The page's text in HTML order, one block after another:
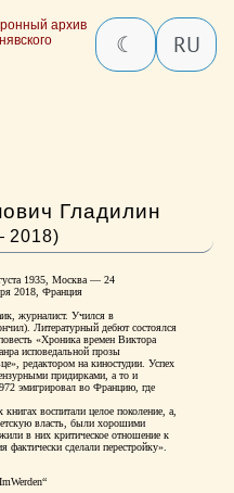
архив
☾ RU
Гладилин
2018)
1935, Москва — 24
2018, Франция
журналист. Учился в
Литературный дебют состоялся
«Хроника времен Виктора
исповедальной прозы
редактором на киностудии. Успех
придирками, а то и
эмигрировал во Францию, где
воспитали целое поколение, а,
власть, были хорошими
в них критическое отношение к
сделали перестройку».